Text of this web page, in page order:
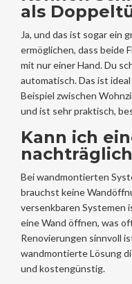
als
Ja, und das ist sogar ein
ermöglichen, dass beide
mit nur einer Hand. Du
automatisch. Das ist
Beispiel zwischen
und ist sehr praktisch,
Kann ich
Bei wandmontierten
brauchst keine
versenkbaren Systemen
eine Wand öffnen, was
Renovierungen sinnvoll
wandmontierte Lösung
und kostengünstig.